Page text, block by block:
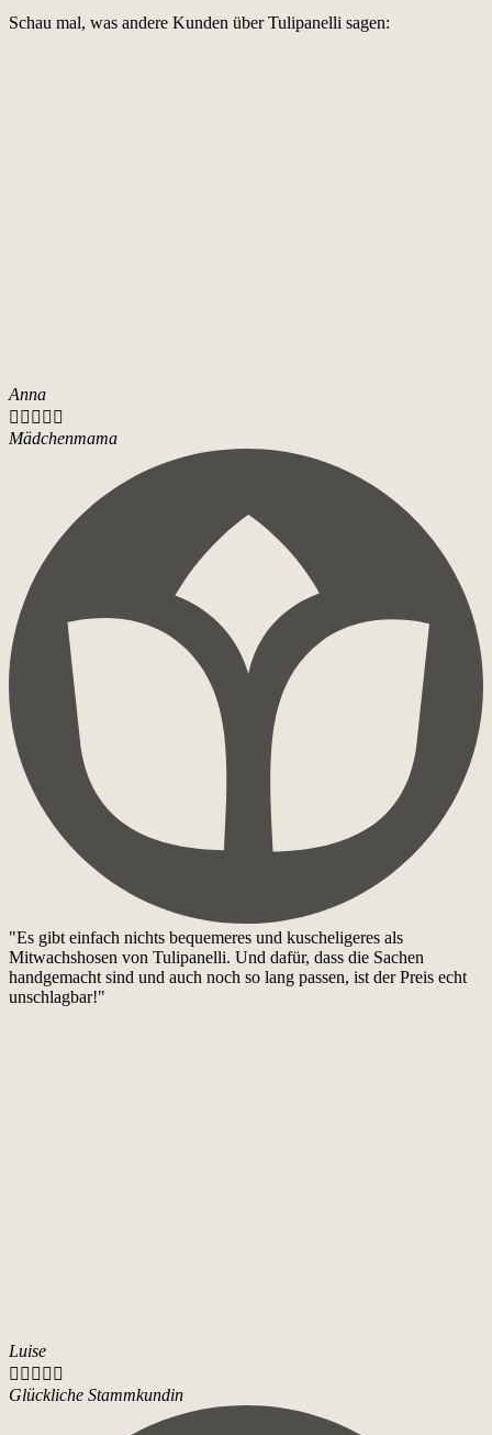
Schau mal, was andere Kunden über Tulipanelli sagen:
Anna
    
Mädchenmama
"Es gibt einfach nichts bequemeres und kuscheligeres als
Mitwachshosen von Tulipanelli. Und dafür, dass die Sachen
handgemacht sind und auch noch so lang passen, ist der Preis echt
unschlagbar!"
Luise
    
Glückliche Stammkundin